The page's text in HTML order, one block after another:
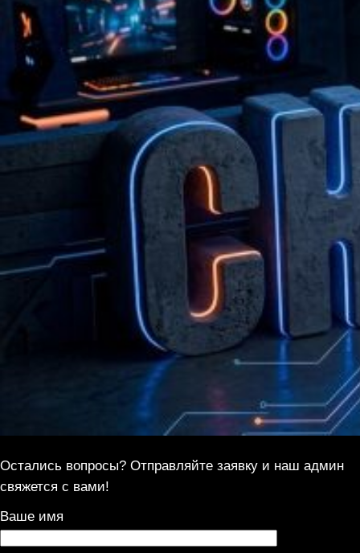
Остались вопросы? Отправляйте заявку и наш админ
свяжется с вами!
Ваше имя